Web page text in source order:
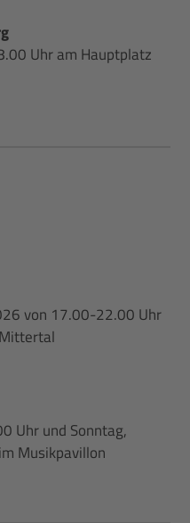
Uhr am Hauptplatz
von 17.00-22.00 Uhr
Uhr und Sonntag,
Musikpavillon